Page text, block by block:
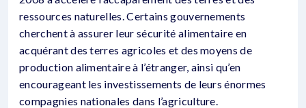
ressources naturelles. Certains gouvernements
cherchent à assurer leur sécurité alimentaire en
acquérant des terres agricoles et des moyens de
production alimentaire à l’étranger, ainsi qu’en
encourageant les investissements de leurs énormes
compagnies nationales dans l’agriculture.